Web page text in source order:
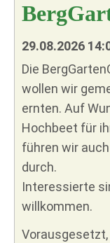
29.08.2026
Die
wollen wir
ernten. Auf
Hochbeet für
führen wir
durch.
Interessierte
willkommen.